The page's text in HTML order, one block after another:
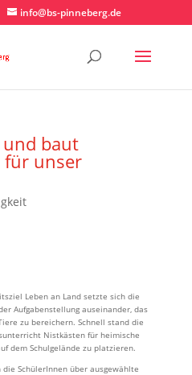
info@bs-pinneberg.de
und baut
für unser
Leben an Land setzte sich die
Aufgabenstellung auseinander, das
zu bereichern. Schnell stand die
Nistkästen für heimische
dem Schulgelände zu platzieren.
SchülerInnen über ausgewählte